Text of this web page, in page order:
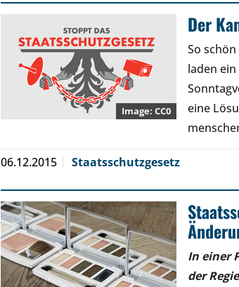
CC0
Der
So
laden
eine
06.12.2015 Staatsschutzgesetz
In einer
der